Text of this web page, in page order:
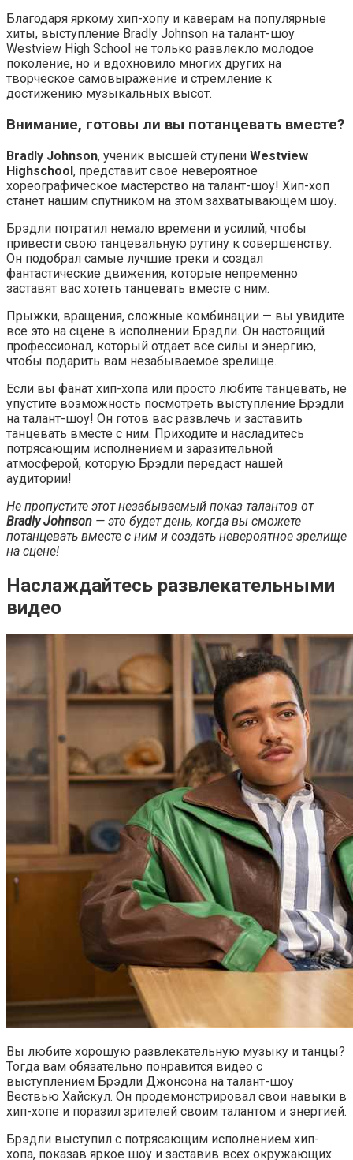
Благодаря яркому хип-хопу и каверам на популярные
хиты, выступление Bradly Johnson на талант-шоу
Westview High School не только развлекло молодое
поколение, но и вдохновило многих других на
творческое самовыражение и стремление к
достижению музыкальных высот.
Внимание, готовы ли вы потанцевать вместе?
Bradly Johnson, ученик высшей ступени Westview
Highschool, представит свое невероятное
хореографическое мастерство на талант-шоу! Хип-хоп
станет нашим спутником на этом захватывающем шоу.
Брэдли потратил немало времени и усилий, чтобы
привести свою танцевальную рутину к совершенству.
Он подобрал самые лучшие треки и создал
фантастические движения, которые непременно
заставят вас хотеть танцевать вместе с ним.
Прыжки, вращения, сложные комбинации — вы увидите
все это на сцене в исполнении Брэдли. Он настоящий
профессионал, который отдает все силы и энергию,
чтобы подарить вам незабываемое зрелище.
Если вы фанат хип-хопа или просто любите танцевать, не
упустите возможность посмотреть выступление Брэдли
на талант-шоу! Он готов вас развлечь и заставить
танцевать вместе с ним. Приходите и насладитесь
потрясающим исполнением и заразительной
атмосферой, которую Брэдли передаст нашей
аудитории!
Не пропустите этот незабываемый показ талантов от
Bradly Johnson — это будет день, когда вы сможете
потанцевать вместе с ним и создать невероятное зрелище
на сцене!
Наслаждайтесь развлекательными
видео
Вы любите хорошую развлекательную музыку и танцы?
Тогда вам обязательно понравится видео с
выступлением Брэдли Джонсона на талант-шоу
Вествью Хайскул. Он продемонстрировал свои навыки в
хип-хопе и поразил зрителей своим талантом и энергией.
Брэдли выступил с потрясающим исполнением хип-
хопа, показав яркое шоу и заставив всех окружающих